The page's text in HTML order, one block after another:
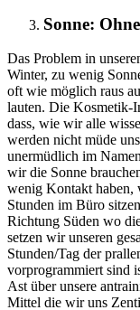
Sonne:
Das Problem in
Winter, zu wenig
oft wie möglich raus
lauten. Die Kosmetik-
dass, wie wir alle
werden nicht müde
unermüdlich im
wir die Sonne
wenig Kontakt haben,
Stunden im Büro
Richtung Süden wo
setzen wir unseren
Stunden/Tag der
vorprogrammiert sind
Ast über unsere
Mittel die wir uns